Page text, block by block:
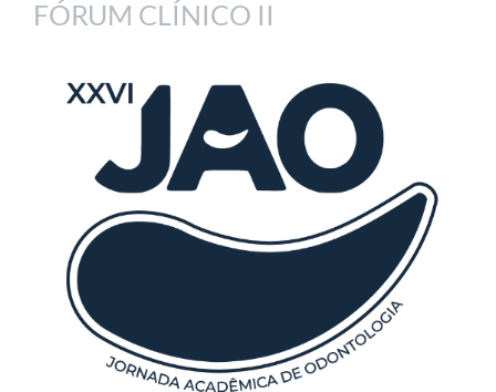
FÓRUM CLÍNICO II
Article
Sidebar